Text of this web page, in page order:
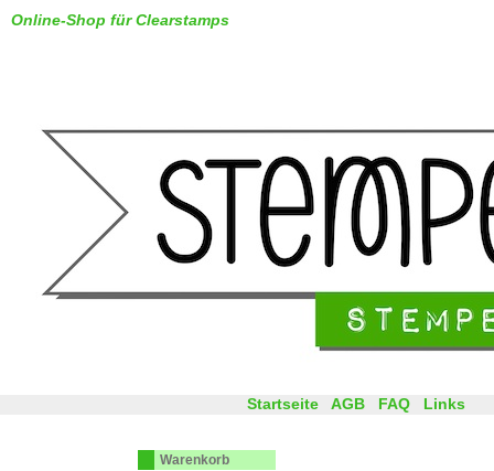
Online-Shop für Clearstamps
Startseite AGB FAQ Links
Warenkorb